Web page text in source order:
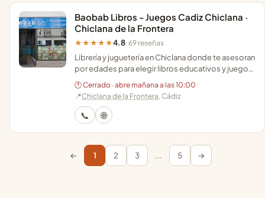
Baobab Libros - Juegos Cadiz Chiclana ·
Chiclana de la Frontera
★★★★★ 4.8· 69 reseñas
Librería y juguetería en Chiclana donde te asesoran
por edades para elegir libros educativos y juegos
originales que fomentan el aprendizaje.
🕐 Cerrado · abre mañana a las 10:00
📍Chiclana de la Frontera, Cádiz
📞 🌐
← 1 2 3 ... 5 →